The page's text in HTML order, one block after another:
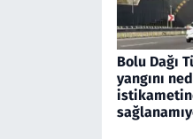
Bolu Dağı
yangını